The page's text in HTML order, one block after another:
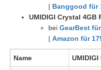
| Banggood für
UMIDIGI Crystal 4GB
bei GearBest
| Amazon für
Name